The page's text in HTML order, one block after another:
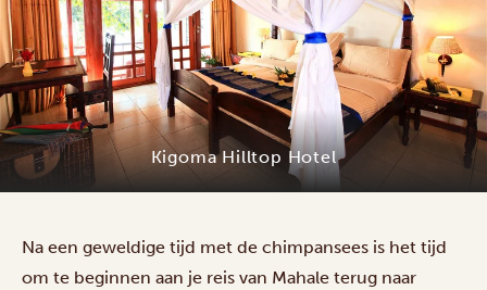
Kigoma Hilltop Hotel
Na een geweldige tijd met de chimpansees is het tijd
om te beginnen aan je reis van Mahale terug naar